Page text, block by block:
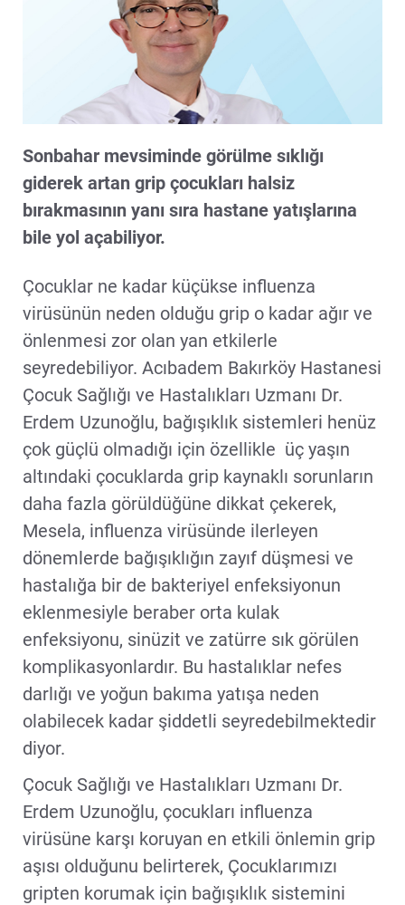
Sonbahar mevsiminde görülme sıklığı
giderek artan grip çocukları halsiz
bırakmasının yanı sıra hastane yatışlarına
bile yol açabiliyor.
Çocuklar ne kadar küçükse influenza
virüsünün neden olduğu grip o kadar ağır ve
önlenmesi zor olan yan etkilerle
seyredebiliyor. Acıbadem Bakırköy Hastanesi
Çocuk Sağlığı ve Hastalıkları Uzmanı Dr.
Erdem Uzunoğlu, bağışıklık sistemleri henüz
çok güçlü olmadığı için özellikle üç yaşın
altındaki çocuklarda grip kaynaklı sorunların
daha fazla görüldüğüne dikkat çekerek,
Mesela, influenza virüsünde ilerleyen
dönemlerde bağışıklığın zayıf düşmesi ve
hastalığa bir de bakteriyel enfeksiyonun
eklenmesiyle beraber orta kulak
enfeksiyonu, sinüzit ve zatürre sık görülen
komplikasyonlardır. Bu hastalıklar nefes
darlığı ve yoğun bakıma yatışa neden
olabilecek kadar şiddetli seyredebilmektedir
diyor.
Çocuk Sağlığı ve Hastalıkları Uzmanı Dr.
Erdem Uzunoğlu, çocukları influenza
virüsüne karşı koruyan en etkili önlemin grip
aşısı olduğunu belirterek, Çocuklarımızı
gripten korumak için bağışıklık sistemini